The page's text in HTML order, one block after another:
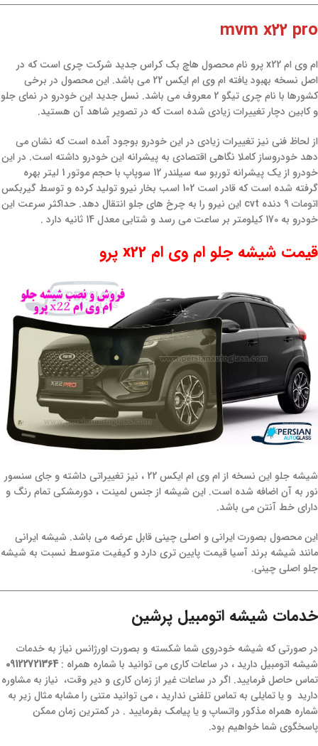
mvm x22 pro
ام وی ام x22 پرو نام محصول هاچ بک کراس جدید شرکت چری است که در
اصل نسخه بهبود یافته ام وی ام ایکس 22 می باشد. این محصول در برخی
کشورها با نام چری تیگو 2 معروف می باشد. نسل جدید این خودرو در نمای جلو
و کابین دچار تغییرات زیادی شده است که در تصویر شاهد آن هستید.
از لحاظ فنی نیز تغییرات زیادی در این خودرو بوجود آمده است که نشان می
دهد خودروساز کاملا نگاهی اقتصادی به پیشرانه این خودرو داشته است. در این
خودرو از یک پیشرانه توربو سه سیلندر 12 سوپاپ با حجم موتور 1 لیتر بهره
گرفته شده است که قادر است 102 اسب بخار نیرو تولید کرده و توسط گیربکس
اتومات 9 دنده cvt این نیرو را به چرخ های جلو انتقال دهد. حداکثر سرعت این
خودرو به 170 کیلومتر بر ساعت می رسد و شتابی معدل 14 ثانیه دارد .
قیمت شیشه جلو ام وی ام x22 پرو
شیشه جلو این نسخه از ام وی ام ایکس 22 ، نیز تغییراتی داشته و جای سنسور
نور به آن اضافه شده است. این شیشه از جنس لمینت ، دورمشکی تمام رنگ و
دارای خط آنتن می باشد.
این محصول بصورت ایرانی و اصلی چینی قابل عرضه می باشد. شیشه ایرانی
مانند شیشه برند آسیا قیمت پایین تری دارد و کیفیت متوسط نسبت به شیشه
جلو اصلی چینی.
خدمات شیشه اتومبیل پرشین
در صورتی که شیشه خودروی شما شکسته و بصورت اورژانس نیاز به خدمات
شیشه اتومبیل دارید ، در ساعات کاری می توانید با شماره همراه :09122721364
تماس حاصل فرمایید. اگر در ساعات غیر از زمان کاری و دیر وقت، نیاز به مشاوره
دارید و یا تمایلی به تماس تلفنی ندارید ، می توانید متنی را مشابه مثال زیر به
شماره همراه مذکور واتساپ و یا پیامک بفرمایید . در کمترین زمان ممکن
پاسخگوی شما خواهیم بود.